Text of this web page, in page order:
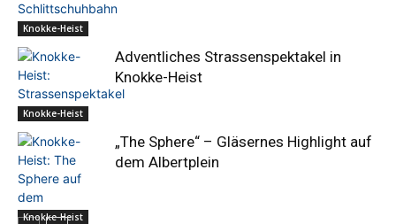
Knokke-Heist
Knokke-Heist
Adventliches Strassenspektakel in
Knokke-Heist
Knokke-Heist
„The Sphere“ – Gläsernes Highlight auf
dem Albertplein